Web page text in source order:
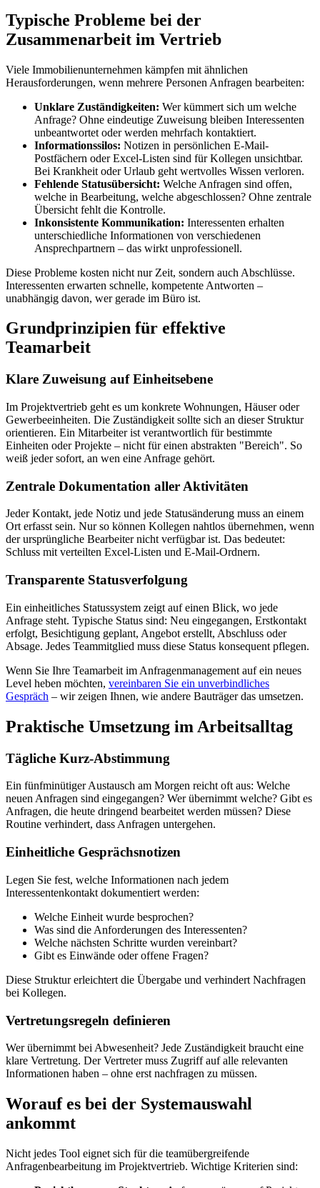
Typische Probleme bei der
Zusammenarbeit im Vertrieb
Viele Immobilienunternehmen kämpfen mit ähnlichen
Herausforderungen, wenn mehrere Personen Anfragen bearbeiten:
Unklare Zuständigkeiten: Wer kümmert sich um welche
Anfrage? Ohne eindeutige Zuweisung bleiben Interessenten
unbeantwortet oder werden mehrfach kontaktiert.
Informationssilos: Notizen in persönlichen E-Mail-
Postfächern oder Excel-Listen sind für Kollegen unsichtbar.
Bei Krankheit oder Urlaub geht wertvolles Wissen verloren.
Fehlende Statusübersicht: Welche Anfragen sind offen,
welche in Bearbeitung, welche abgeschlossen? Ohne zentrale
Übersicht fehlt die Kontrolle.
Inkonsistente Kommunikation: Interessenten erhalten
unterschiedliche Informationen von verschiedenen
Ansprechpartnern – das wirkt unprofessionell.
Diese Probleme kosten nicht nur Zeit, sondern auch Abschlüsse.
Interessenten erwarten schnelle, kompetente Antworten –
unabhängig davon, wer gerade im Büro ist.
Grundprinzipien für effektive
Teamarbeit
Klare Zuweisung auf Einheitsebene
Im Projektvertrieb geht es um konkrete Wohnungen, Häuser oder
Gewerbeeinheiten. Die Zuständigkeit sollte sich an dieser Struktur
orientieren. Ein Mitarbeiter ist verantwortlich für bestimmte
Einheiten oder Projekte – nicht für einen abstrakten "Bereich". So
weiß jeder sofort, an wen eine Anfrage gehört.
Zentrale Dokumentation aller Aktivitäten
Jeder Kontakt, jede Notiz und jede Statusänderung muss an einem
Ort erfasst sein. Nur so können Kollegen nahtlos übernehmen, wenn
der ursprüngliche Bearbeiter nicht verfügbar ist. Das bedeutet:
Schluss mit verteilten Excel-Listen und E-Mail-Ordnern.
Transparente Statusverfolgung
Ein einheitliches Statussystem zeigt auf einen Blick, wo jede
Anfrage steht. Typische Status sind: Neu eingegangen, Erstkontakt
erfolgt, Besichtigung geplant, Angebot erstellt, Abschluss oder
Absage. Jedes Teammitglied muss diese Status konsequent pflegen.
Wenn Sie Ihre Teamarbeit im Anfragenmanagement auf ein neues
Level heben möchten, vereinbaren Sie ein unverbindliches
Gespräch – wir zeigen Ihnen, wie andere Bauträger das umsetzen.
Praktische Umsetzung im Arbeitsalltag
Tägliche Kurz-Abstimmung
Ein fünfminütiger Austausch am Morgen reicht oft aus: Welche
neuen Anfragen sind eingegangen? Wer übernimmt welche? Gibt es
Anfragen, die heute dringend bearbeitet werden müssen? Diese
Routine verhindert, dass Anfragen untergehen.
Einheitliche Gesprächsnotizen
Legen Sie fest, welche Informationen nach jedem
Interessentenkontakt dokumentiert werden:
Welche Einheit wurde besprochen?
Was sind die Anforderungen des Interessenten?
Welche nächsten Schritte wurden vereinbart?
Gibt es Einwände oder offene Fragen?
Diese Struktur erleichtert die Übergabe und verhindert Nachfragen
bei Kollegen.
Vertretungsregeln definieren
Wer übernimmt bei Abwesenheit? Jede Zuständigkeit braucht eine
klare Vertretung. Der Vertreter muss Zugriff auf alle relevanten
Informationen haben – ohne erst nachfragen zu müssen.
Worauf es bei der Systemauswahl
ankommt
Nicht jedes Tool eignet sich für die teamübergreifende
Anfragenbearbeitung im Projektvertrieb. Wichtige Kriterien sind: